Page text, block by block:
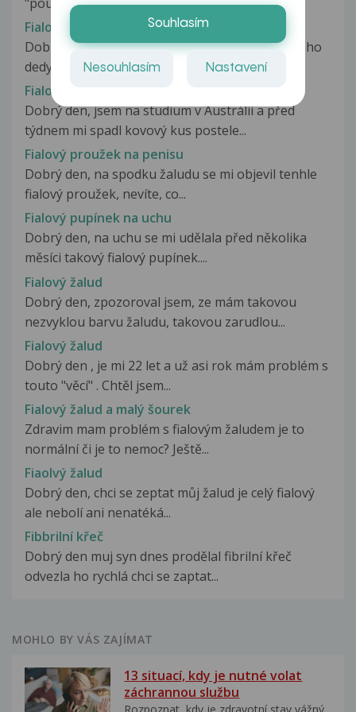
Fialovy malicek
Dobry den, mela bych na Vas dotaz ohledne meho
dedy, 80let. Asi 3 roky po mrtvici,...
Fialový nehet
Dobrý den, jsem na studium v Austrálii a před
týdnem mi spadl kovový kus postele...
Fialový proužek na penisu
Dobrý den, na spodku žaludu se mi objevil tenhle
fialový proužek, nevíte, co...
Fialový pupínek na uchu
Dobrý den, na uchu se mi udělala před několika
měsíci takový fialový pupínek....
Fialový žalud
Dobrý den, zpozoroval jsem, ze mám takovou
nezvyklou barvu žaludu, takovou zarudlou...
Fialový žalud
Dobrý den , je mi 22 let a už asi rok mám problém s
touto "věcí" . Chtěl jsem...
Fialový žalud a malý šourek
Zdravim mam problém s fialovým žaludem je to
normální či je to nemoc? Ještě...
Fiaolvý žalud
Dobrý den, chci se zeptat můj žalud je celý fialový
ale nebolí ani nenatéká...
Fibbrilní křeč
Dobrý den muj syn dnes prodělal fibrilní křeč
odvezla ho rychlá chci se zaptat...
MOHLO BY VÁS ZAJÍMAT
13 situací, kdy je nutné volat
záchrannou službu
Souhlasím
Nesouhlasím Nastavení